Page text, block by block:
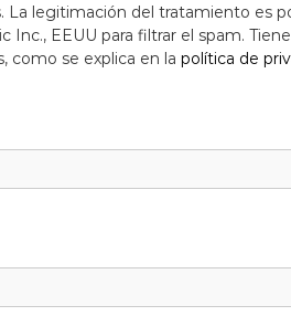
La legitimación del tratamiento es
EEUU para filtrar el spam.
como se explica en la política de